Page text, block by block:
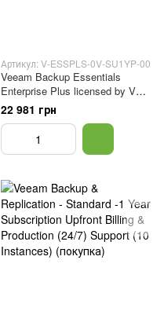
Артикул: V-ESSPLS-0V-SU1YP-00
Veeam Backup Essentials
Enterprise Plus licensed by VM
1 Year Subscription Upfront
Billing License & Production
(24/7) Support (покупка)
22 981 грн